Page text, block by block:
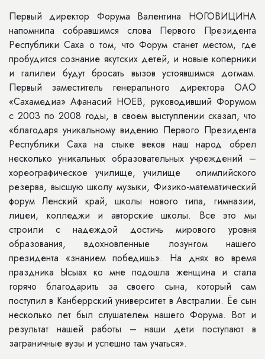
Первый директор Форума Валентина НОГОВИЦИНА
напомнила собравшимся слова Первого Президента
Республики Саха о том, что Форум станет местом, где
пробудится сознание якутских детей, и новые коперники
и галилеи будут бросать вызов устоявшимся догмам.
Первый заместитель генерального директора ОАО
«Сахамедиа» Афанасий НОЕВ, руководивший Форумом
с 2003 по 2008 годы, в своем выступлении сказал, что
«благодаря уникальному видению Первого Президента
Республики Саха на стыке веков наш народ обрел
несколько уникальных образовательных учреждений –
хореографическое училище, училище олимпийского
резерва, высшую школу музыки, Физико-математический
форум Ленский край, школы нового типа, гимназии,
лицеи, колледжи и авторские школы. Все это мы
строили с надеждой достичь мирового уровня
образования, вдохновленные лозунгом нашего
президента «знанием победишь». На днях во время
праздника Ысыах ко мне подошла женщина и стала
горячо благодарить за своего сына, который сам
поступил в Канберрский университет в Австралии. Ёе сын
несколько лет был слушателем нашего Форума. Вот и
результат нашей работы – наши дети поступают в
заграничные вузы и успешно там учаться».